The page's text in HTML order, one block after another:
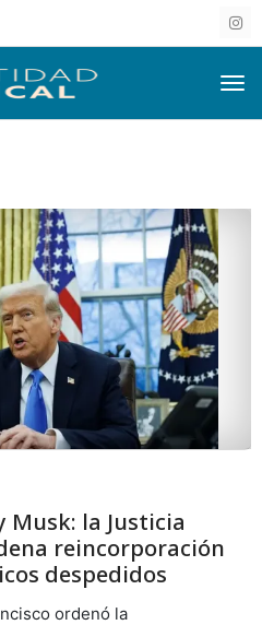
Musk: la Justicia
reincorporación
despedidos
ordenó la